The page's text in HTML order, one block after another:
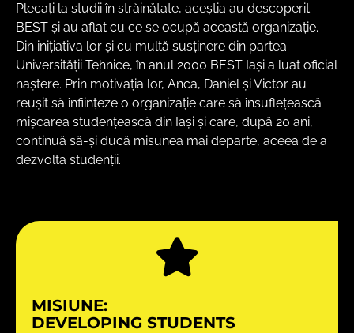
Plecați la studii în străinătate, aceștia au descoperit
BEST și au aflat cu ce se ocupă această organizație.
Din inițiativa lor și cu multă susținere din partea
Universității Tehnice, în anul 2000 BEST Iași a luat oficial
naștere. Prin motivația lor, Anca, Daniel și Victor au
reușit să înființeze o organizație care să însuflețească
mișcarea studențească din Iași și care, după 20 ani,
continuă să-și ducă misunea mai departe, aceea de a
dezvolta studenții.
MISIUNE:
DEVELOPING STUDENTS